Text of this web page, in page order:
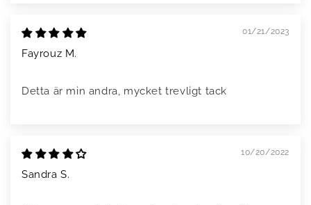
01/21/2023
Fayrouz M.
Detta är min andra, mycket trevligt tack
10/20/2022
Sandra S.